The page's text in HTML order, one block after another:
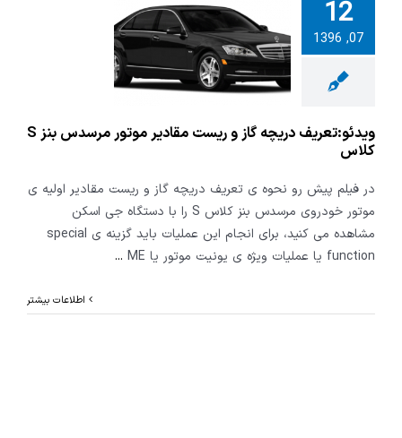
12
07, 1396دریچه
مقادیر
ویدئو:تعریف دریچه گاز و ریست مقادیر موتور مرسدس بنز S
کلاس
در فیلم پیش رو نحوه ی تعریف دریچه گاز و ریست مقادیر اولیه ی
موتور خودروی مرسدس بنز کلاس S را با دستگاه جی اسکن
مشاهده می کنید، برای انجام این عملیات باید گزینه ی special
function یا عملیات ویژه ی یونیت موتور یا ME
...
اطلاعات بیشتر